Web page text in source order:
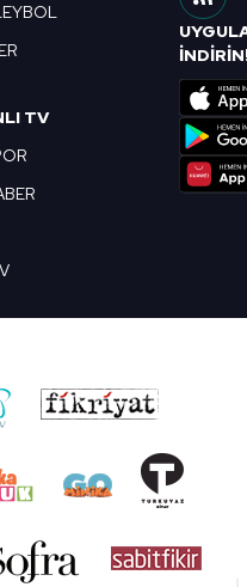
TV